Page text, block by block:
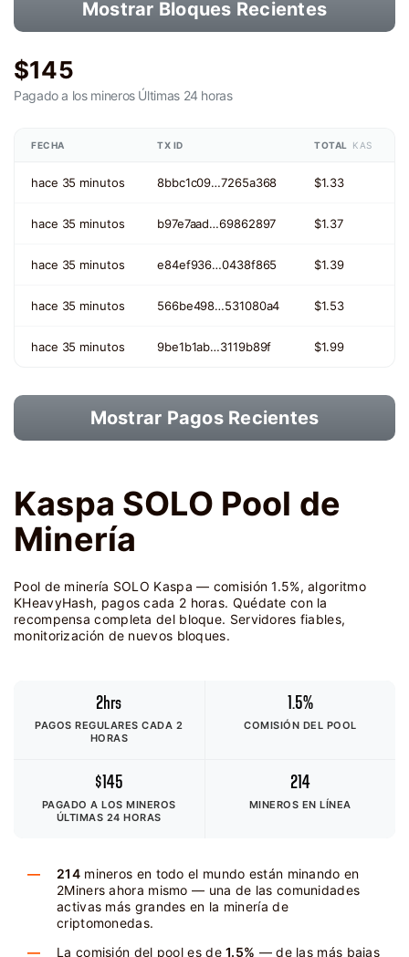
Mostrar Bloques Recientes
$145
Pagado a los mineros Últimas 24 horas
FECHA TX ID TOTAL KAS
hace 35 minutos 8bbc1c09…7265a368 $1.33
hace 35 minutos b97e7aad…69862897 $1.37
hace 35 minutos e84ef936…0438f865 $1.39
hace 35 minutos 566be498…531080a4 $1.53
hace 35 minutos 9be1b1ab…3119b89f $1.99
Mostrar Pagos Recientes
Kaspa SOLO Pool de
Minería
Pool de minería SOLO Kaspa — comisión 1.5%, algoritmo
KHeavyHash, pagos cada 2 horas. Quédate con la
recompensa completa del bloque. Servidores fiables,
monitorización de nuevos bloques.
2hrs
PAGOS REGULARES CADA 2
HORAS
1.5%
COMISIÓN DEL POOL
$145
PAGADO A LOS MINEROS
ÚLTIMAS 24 HORAS
214
MINEROS EN LÍNEA
214mineros en todo el mundo están minando en
2Miners ahora mismo — una de las comunidades
activas más grandes en la minería de
criptomonedas.
La comisión del pool es de1.5% — de las más bajas